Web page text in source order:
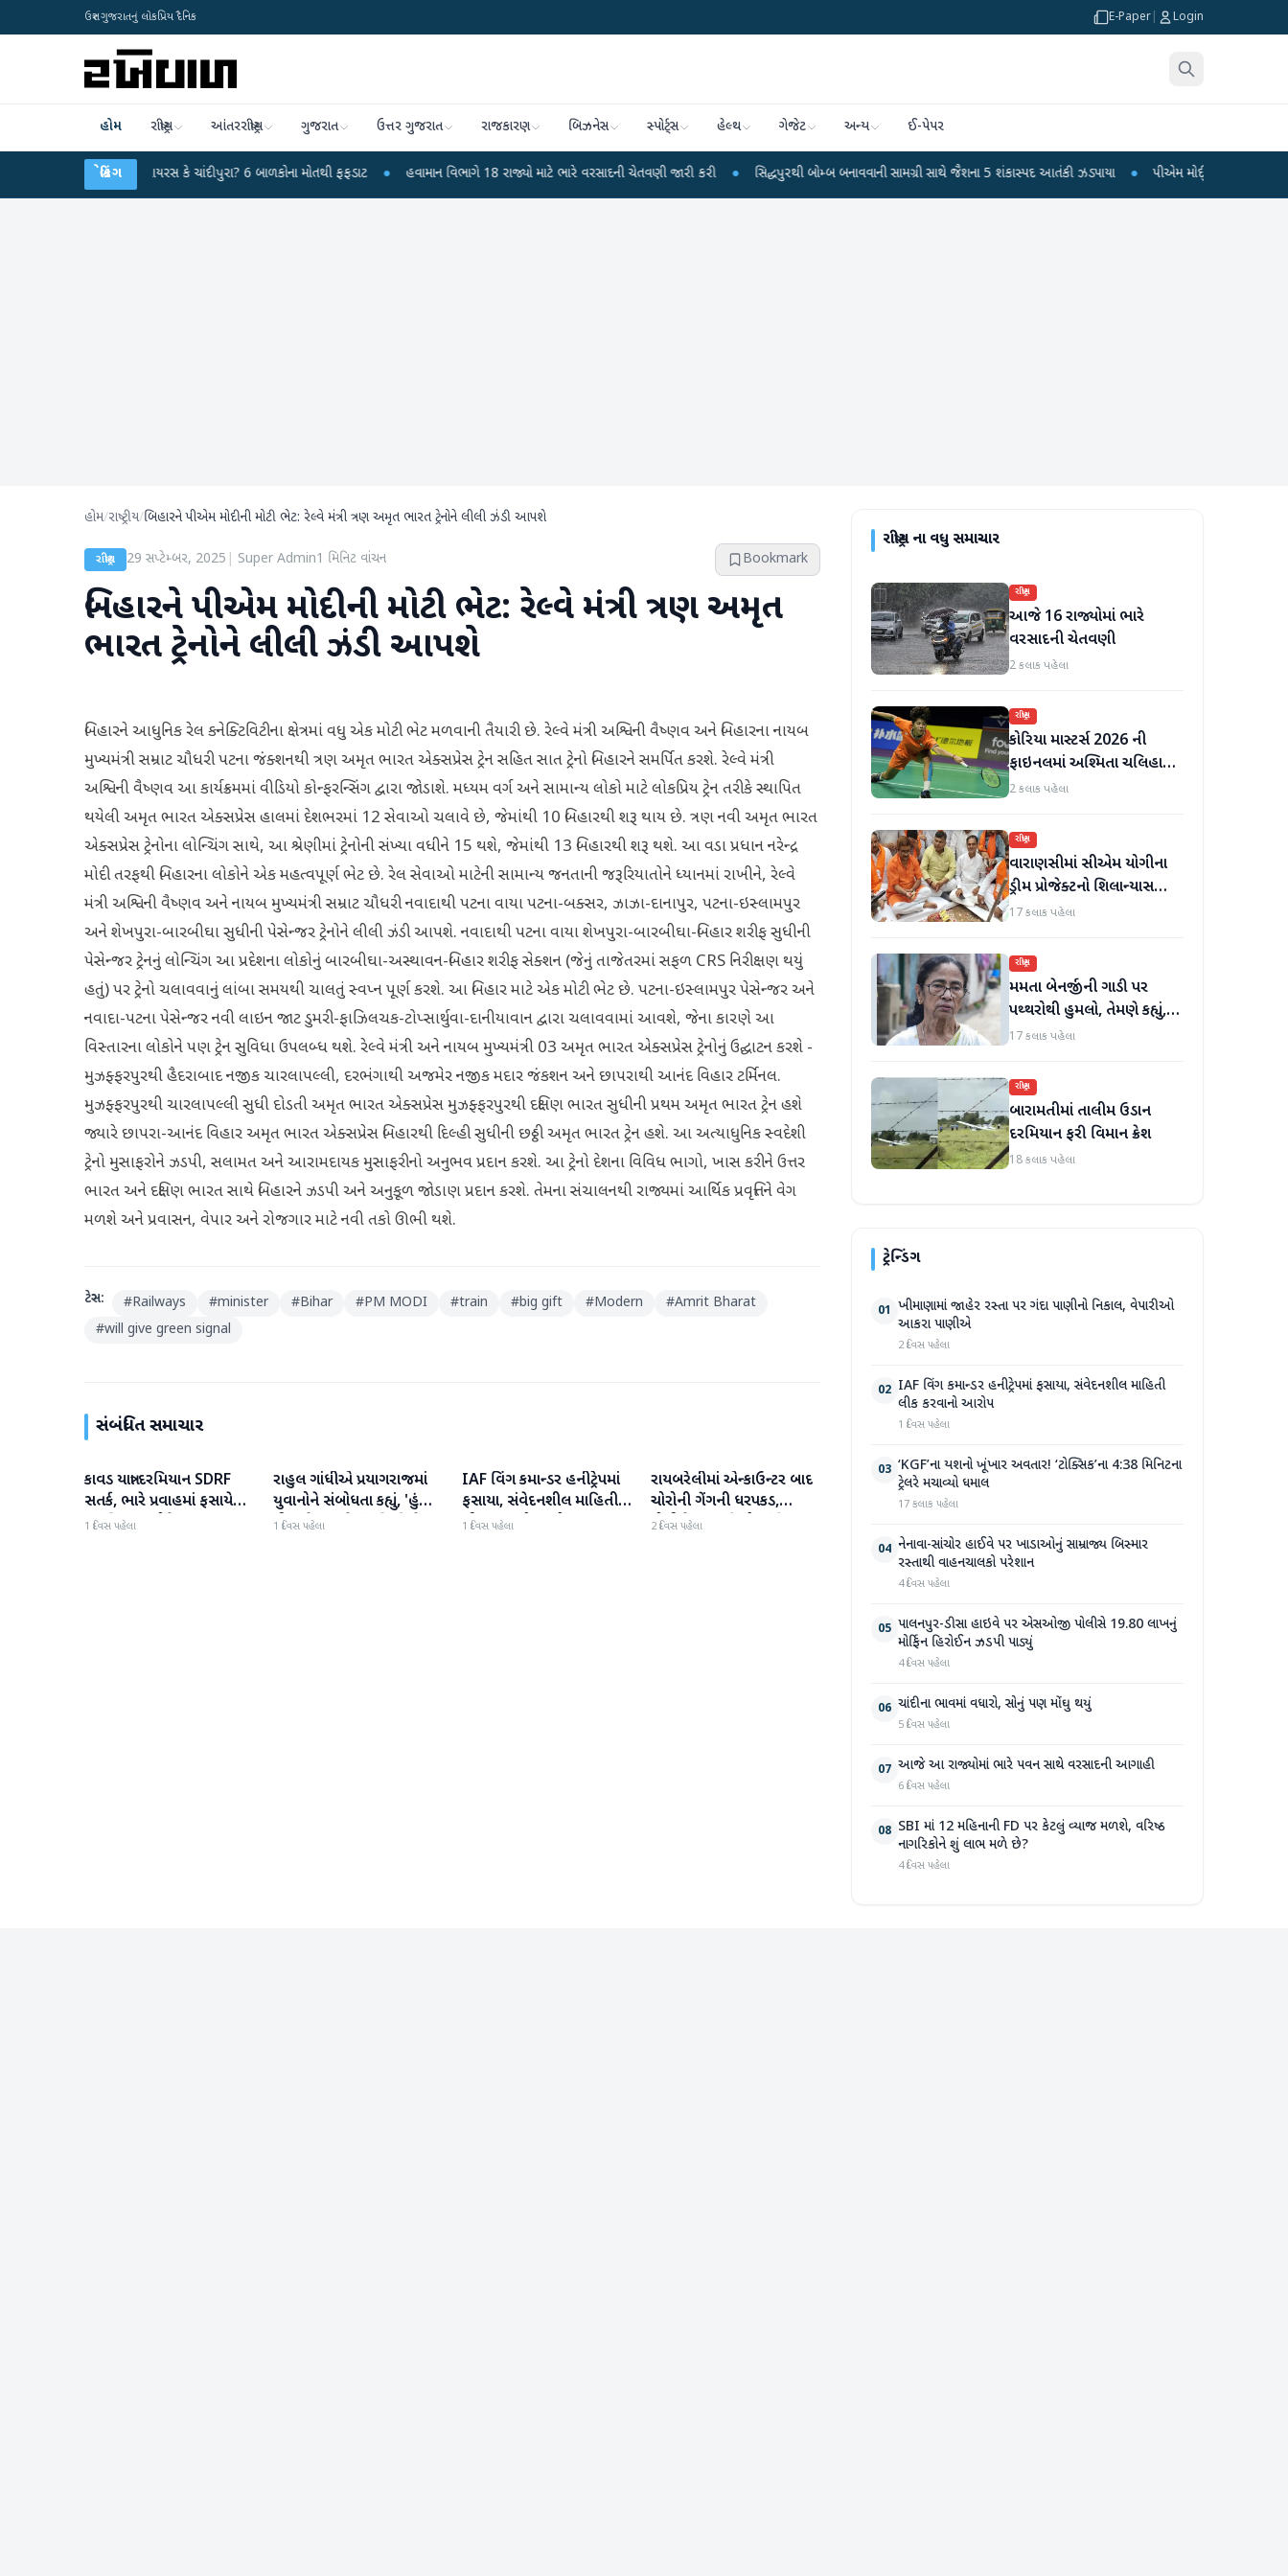
ઉત્તર ગુજરાતનું લોકપ્રિય દૈનિક E-Paper Login
હોમ રાષ્ટ્રીય આંતરરાષ્ટ્રીય ગુજરાત ઉત્તર ગુજરાત રાજકારણ બિઝનેસ સ્પોર્ટ્સ હેલ્થ ગેજેટ અન્ય ઈ-પેપર
બ્રેકિંગ
વાયરસ કે ચાંદીપુરા? 6 બાળકોના મોતથી ફફડાટ ● હવામાન વિભાગે 18 રાજ્યો માટે ભારે વરસાદની ચેતવણી જારી કરી ● સિદ્ધપુરથી બોમ્બ બનાવવાની સામગ્રી સાથે જૈશના 5 શંકાસ્પદ આતંકી ઝડપાયા ● પીએમ મોદીનું હસ્તલિખિત પોસ્ટકાર્ડ વિક્રમ-1
હોમ/રાષ્ટ્રીય/બિહારને પીએમ મોદીની મોટી ભેટ: રેલ્વે મંત્રી ત્રણ અમૃત ભારત ટ્રેનોને લીલી ઝંડી આપશે
રાષ્ટ્રીય 29 સપ્ટેમ્બર, 2025 Super Admin1 મિનિટ વાંચન Bookmark
બિહારને પીએમ મોદીની મોટી ભેટ: રેલ્વે મંત્રી ત્રણ અમૃત
ભારત ટ્રેનોને લીલી ઝંડી આપશે
બિહારને આધુનિક રેલ કનેક્ટિવિટીના ક્ષેત્રમાં વધુ એક મોટી ભેટ મળવાની તૈયારી છે. રેલ્વે મંત્રી અશ્વિની વૈષ્ણવ અને બિહારના નાયબ
મુખ્યમંત્રી સમ્રાટ ચૌધરી પટના જંક્શનથી ત્રણ અમૃત ભારત એક્સપ્રેસ ટ્રેન સહિત સાત ટ્રેનો બિહારને સમર્પિત કરશે. રેલ્વે મંત્રી
અશ્વિની વૈષ્ણવ આ કાર્યક્રમમાં વીડિયો કોન્ફરન્સિંગ દ્વારા જોડાશે. મધ્યમ વર્ગ અને સામાન્ય લોકો માટે લોકપ્રિય ટ્રેન તરીકે સ્થાપિત
થયેલી અમૃત ભારત એક્સપ્રેસ હાલમાં દેશભરમાં 12 સેવાઓ ચલાવે છે, જેમાંથી 10 બિહારથી શરૂ થાય છે. ત્રણ નવી અમૃત ભારત
એક્સપ્રેસ ટ્રેનોના લોન્ચિંગ સાથે, આ શ્રેણીમાં ટ્રેનોની સંખ્યા વધીને 15 થશે, જેમાંથી 13 બિહારથી શરૂ થશે. આ વડા પ્રધાન નરેન્દ્ર
મોદી તરફથી બિહારના લોકોને એક મહત્વપૂર્ણ ભેટ છે. રેલ સેવાઓ માટેની સામાન્ય જનતાની જરૂરિયાતોને ધ્યાનમાં રાખીને, રેલ્વે
મંત્રી અશ્વિની વૈષ્ણવ અને નાયબ મુખ્યમંત્રી સમ્રાટ ચૌધરી નવાદાથી પટના વાયા પટના-બક્સર, ઝાઝા-દાનાપુર, પટના-ઇસ્લામપુર
અને શેખપુરા-બારબીઘા સુધીની પેસેન્જર ટ્રેનોને લીલી ઝંડી આપશે. નવાદાથી પટના વાયા શેખપુરા-બારબીઘા-બિહાર શરીફ સુધીની
પેસેન્જર ટ્રેનનું લોન્ચિંગ આ પ્રદેશના લોકોનું બારબીઘા-અસ્થાવન-બિહાર શરીફ સેક્શન (જેનું તાજેતરમાં સફળ CRS નિરીક્ષણ થયું
હતું) પર ટ્રેનો ચલાવવાનું લાંબા સમયથી ચાલતું સ્વપ્ન પૂર્ણ કરશે. આ બિહાર માટે એક મોટી ભેટ છે. પટના-ઇસ્લામપુર પેસેન્જર અને
નવાદા-પટના પેસેન્જર નવી લાઇન જાટ ડુમરી-ફાઝિલચક-ટોપ્સાર્થુવા-દાનીયાવાન દ્વારા ચલાવવામાં આવશે, જેના કારણે આ
વિસ્તારના લોકોને પણ ટ્રેન સુવિધા ઉપલબ્ધ થશે. રેલ્વે મંત્રી અને નાયબ મુખ્યમંત્રી 03 અમૃત ભારત એક્સપ્રેસ ટ્રેનોનું ઉદ્ઘાટન કરશે -
મુઝફ્ફરપુરથી હૈદરાબાદ નજીક ચારલાપલ્લી, દરભંગાથી અજમેર નજીક મદાર જંકશન અને છાપરાથી આનંદ વિહાર ટર્મિનલ.
મુઝફ્ફરપુરથી ચારલાપલ્લી સુધી દોડતી અમૃત ભારત એક્સપ્રેસ મુઝફ્ફરપુરથી દક્ષિણ ભારત સુધીની પ્રથમ અમૃત ભારત ટ્રેન હશે
જ્યારે છાપરા-આનંદ વિહાર અમૃત ભારત એક્સપ્રેસ બિહારથી દિલ્હી સુધીની છઠ્ઠી અમૃત ભારત ટ્રેન હશે. આ અત્યાધુનિક સ્વદેશી
ટ્રેનો મુસાફરોને ઝડપી, સલામત અને આરામદાયક મુસાફરીનો અનુભવ પ્રદાન કરશે. આ ટ્રેનો દેશના વિવિધ ભાગો, ખાસ કરીને ઉત્તર
ભારત અને દક્ષિણ ભારત સાથે બિહારને ઝડપી અને અનુકૂળ જોડાણ પ્રદાન કરશે. તેમના સંચાલનથી રાજ્યમાં આર્થિક પ્રવૃત્તિને વેગ
મળશે અને પ્રવાસન, વેપાર અને રોજગાર માટે નવી તકો ઊભી થશે.
ટેગ્સ: #Railways #minister #Bihar #PM MODI #train #big gift #Modern #Amrit Bharat
#will give green signal
સંબંધિત સમાચાર
રાષ્ટ્રીય
કાવડ યાત્રા દરમિયાન SDRF
સતર્ક, ભારે પ્રવાહમાં ફસાયેલા
18 શિવભક્તોને બચાવ્યા
1 દિવસ પહેલા
રાષ્ટ્રીય
રાહુલ ગાંધીએ પ્રયાગરાજમાં
યુવાનોને સંબોધતા કહ્યું, 'હું
પીડા, ડેટા અને સંપત્તિ વિશે
1 દિવસ પહેલા
રાષ્ટ્રીય
IAF વિંગ કમાન્ડર હનીટ્રેપમાં
ફસાયા, સંવેદનશીલ માહિતી
લીક કરવાનો આરોપ
1 દિવસ પહેલા
રાષ્ટ્રીય
રાયબરેલીમાં એન્કાઉન્ટર બાદ
ચોરોની ગેંગની ધરપકડ,
પોલીસે 12.4 કિલો ચાંદીના
2 દિવસ પહેલા
રાષ્ટ્રીયના વધુ સમાચાર
રાષ્ટ્રીય
આજે 16 રાજ્યોમાં ભારે
વરસાદની ચેતવણી
2 કલાક પહેલા
રાષ્ટ્રીય
કોરિયા માસ્ટર્સ 2026 ની
ફાઇનલમાં અશ્મિતા ચલિહાએ
ચીની ખેલાડીને હરાવીને પ્રથમ
2 કલાક પહેલા
રાષ્ટ્રીય
વારાણસીમાં સીએમ યોગીના
ડ્રીમ પ્રોજેક્ટનો શિલાન્યાસ
સમારોહ
17 કલાક પહેલા
રાષ્ટ્રીય
મમતા બેનર્જીની ગાડી પર
પથ્થરોથી હુમલો, તેમણે કહ્યું,
'મારું માથું ફૂટી ગયું હોત'
17 કલાક પહેલા
રાષ્ટ્રીય
બારામતીમાં તાલીમ ઉડાન
દરમિયાન ફરી વિમાન ક્રેશ
18 કલાક પહેલા
ટ્રેન્ડિંગ
01 ખીમાણામાં જાહેર રસ્તા પર ગંદા પાણીનો નિકાલ, વેપારીઓ
આકરા પાણીએ
2 દિવસ પહેલા
02 IAF વિંગ કમાન્ડર હનીટ્રેપમાં ફસાયા, સંવેદનશીલ માહિતી
લીક કરવાનો આરોપ
1 દિવસ પહેલા
03 ‘KGF’ના યશનો ખૂંખાર અવતાર! ‘ટોક્સિક’ના 4:38 મિનિટના
ટ્રેલરે મચાવ્યો ધમાલ
17 કલાક પહેલા
04 નેનાવા-સાંચોર હાઈવે પર ખાડાઓનું સામ્રાજ્ય બિસ્માર
રસ્તાથી વાહનચાલકો પરેશાન
4 દિવસ પહેલા
05 પાલનપુર-ડીસા હાઇવે પર એસઓજી પોલીસે 19.80 લાખનું
મોર્ફિન હિરોઈન ઝડપી પાડ્યું
4 દિવસ પહેલા
06 ચાંદીના ભાવમાં વધારો, સોનું પણ મોંઘુ થયું
5 દિવસ પહેલા
07 આજે આ રાજ્યોમાં ભારે પવન સાથે વરસાદની આગાહી
6 દિવસ પહેલા
08 SBI માં 12 મહિનાની FD પર કેટલું વ્યાજ મળશે, વરિષ્ઠ
નાગરિકોને શું લાભ મળે છે?
4 દિવસ પહેલા